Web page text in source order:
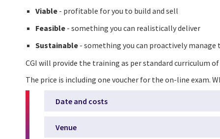
Viable - profitable for you to build and sell
Feasible - something you can realistically deliver
Sustainable - something you can proactively manage
CGI will provide the training as per standard curriculum of
The price is including one voucher for the on-line exam.
Date and costs
Venue